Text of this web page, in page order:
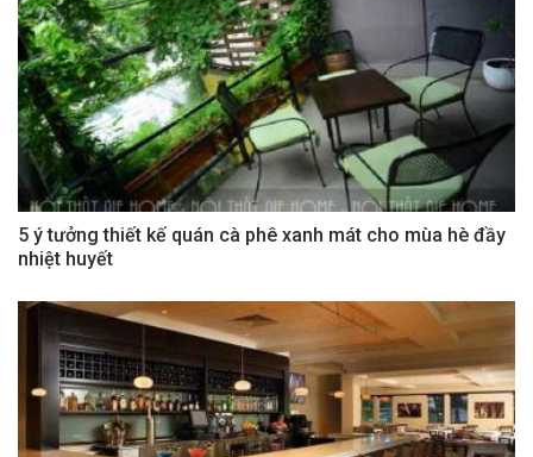
5 ý tưởng thiết kế quán cà phê xanh mát cho mùa hè đầy
nhiệt huyết